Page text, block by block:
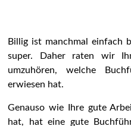
Billig ist manchmal einfach
super. Daher raten wir
umzuhören, welche
erwiesen hat.
Genauso wie Ihre gute
hat, hat eine gute